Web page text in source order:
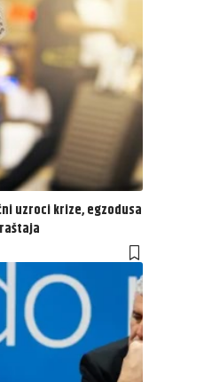
uzroci krize, egzodusa